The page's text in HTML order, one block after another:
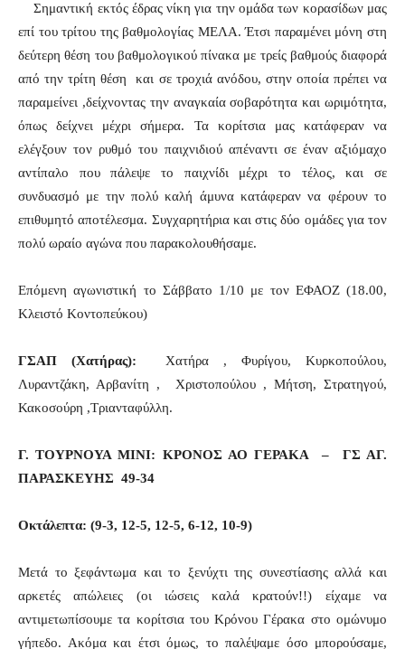
Σημαντική εκτός έδρας νίκη για την ομάδα των κορασίδων μας
επί του τρίτου της βαθμολογίας ΜΕΛΑ. Έτσι παραμένει μόνη στη
δεύτερη θέση του βαθμολογικού πίνακα με τρείς βαθμούς διαφορά
από την τρίτη θέση και σε τροχιά ανόδου, στην οποία πρέπει να
παραμείνει ,δείχνοντας την αναγκαία σοβαρότητα και ωριμότητα,
όπως δείχνει μέχρι σήμερα. Τα κορίτσια μας κατάφεραν να
ελέγξουν τον ρυθμό του παιχνιδιού απέναντι σε έναν αξιόμαχο
αντίπαλο που πάλεψε το παιχνίδι μέχρι το τέλος, και σε
συνδυασμό με την πολύ καλή άμυνα κατάφεραν να φέρουν το
επιθυμητό αποτέλεσμα. Συγχαρητήρια και στις δύο ομάδες για τον
πολύ ωραίο αγώνα που παρακολουθήσαμε.
Επόμενη αγωνιστική το Σάββατο 1/10 με τον ΕΦΑΟΖ (18.00,
Κλειστό Κοντοπεύκου)
ΓΣΑΠ (Χατήρας): Χατήρα , Φυρίγου, Κυρκοπούλου,
Λυραντζάκη, Αρβανίτη , Χριστοπούλου , Μήτση, Στρατηγού,
Κακοσούρη ,Τριανταφύλλη.
Γ. ΤΟΥΡΝΟΥΑ ΜΙΝΙ: ΚΡΟΝΟΣ ΑΟ ΓΕΡΑΚΑ – ΓΣ ΑΓ.
ΠΑΡΑΣΚΕΥΗΣ 49-34
Οκτάλεπτα: (9-3, 12-5, 12-5, 6-12, 10-9)
Μετά το ξεφάντωμα και το ξενύχτι της συνεστίασης αλλά και
αρκετές απώλειες (οι ιώσεις καλά κρατούν!!) είχαμε να
αντιμετωπίσουμε τα κορίτσια του Κρόνου Γέρακα στο ομώνυμο
γήπεδο. Ακόμα και έτσι όμως, το παλέψαμε όσο μπορούσαμε,